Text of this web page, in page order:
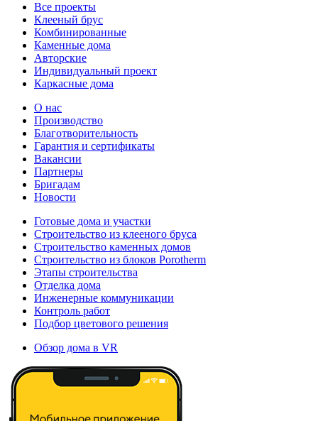
Все проекты
Клееный брус
Комбинированные
Каменные дома
Авторские
Индивидуальный проект
Каркасные дома
О нас
Производство
Благотворительность
Гарантия и сертификаты
Вакансии
Партнеры
Бригадам
Новости
Готовые дома и участки
Строительство из клееного бруса
Строительство каменных домов
Строительство из блоков Porotherm
Этапы строительства
Отделка дома
Инженерные коммуникации
Контроль работ
Подбор цветового решения
Обзор дома в VR